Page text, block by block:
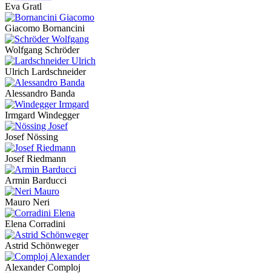
Eva Gratl
Giacomo Bornancini
Wolfgang Schröder
Ulrich Lardschneider
Alessandro Banda
Irmgard Windegger
Josef Nössing
Josef Riedmann
Armin Barducci
Mauro Neri
Elena Corradini
Astrid Schönweger
Alexander Comploj